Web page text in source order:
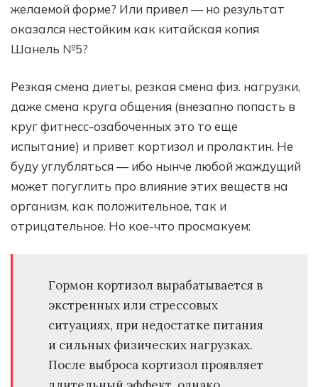
желаемой форме? Или привел — но результат
оказался нестойким как китайская копия
Шанель №5?
Резкая смена диеты, резкая смена физ. нагрузки,
даже смена круга общения (внезапно попасть в
круг фитнесс-озабоченных это то еще
испытание) и привет кортизол и пролактин. Не
буду углубляться — ибо нынче любой жаждущий
может погуглить про влияние этих веществ на
организм, как положительное, так и
отрицательное. Но кое-что просмакуем:
Гормон кортизол вырабатывается в
экстренных или стрессовых
ситуациях, при недостатке питания
и сильных физических нагрузках.
После выброса кортизол проявляет